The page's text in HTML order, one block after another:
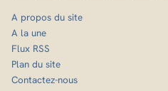
A propos du site
A la une
Flux RSS
Plan du site
Contactez-nous